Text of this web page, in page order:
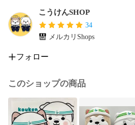
こうけんSHOP
34
メルカリShops
フォロー
このショップの商品